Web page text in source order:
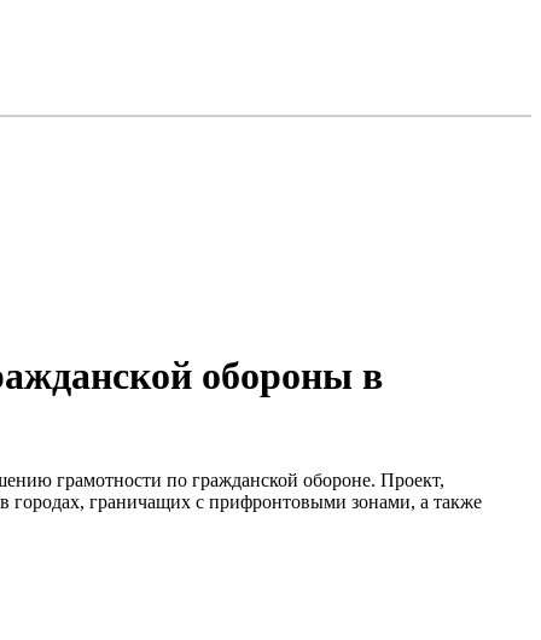
обороны в
грамотности по гражданской обороне. Проект,
граничащих с прифронтовыми зонами, а также